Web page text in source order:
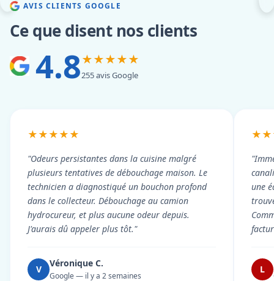
AVIS CLIENTS GOOGLE
Ce que disent nos clients
4.8★★★★★
255 avis Google
★★★★★
"Odeurs persistantes dans la cuisine malgré
plusieurs tentatives de débouchage maison. Le
technicien a diagnostiqué un bouchon profond
dans le collecteur. Débouchage au camion
hydrocureur, et plus aucune odeur depuis.
J'aurais dû appeler plus tôt."
V
Véronique C.
Google — il y a 2 semaines
une
L